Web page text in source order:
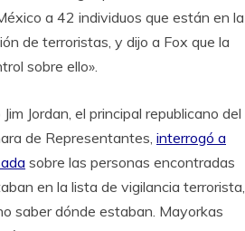
a 42 individuos que están en la
de terroristas, y dijo a Fox que la
sobre ello».
Jordan, el principal republicano del
de Representantes, interrogó a
sobre las personas encontradas
en la lista de vigilancia terrorista,
saber dónde estaban. Mayorkas